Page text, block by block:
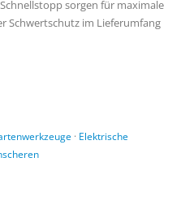
sorgen für maximale
Schwertschutz im Lieferumfang
· Elektrische